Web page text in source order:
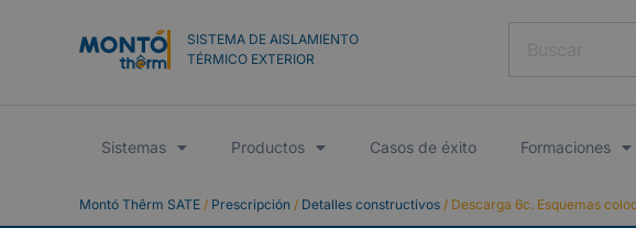
SISTEMA DE AISLAMIENTO
TÉRMICO EXTERIOR
Sistemas Productos Casos de éxito Formaciones
Montó Thêrm SATE / Prescripción / Detalles constructivos / Descarga 6c. Esquemas